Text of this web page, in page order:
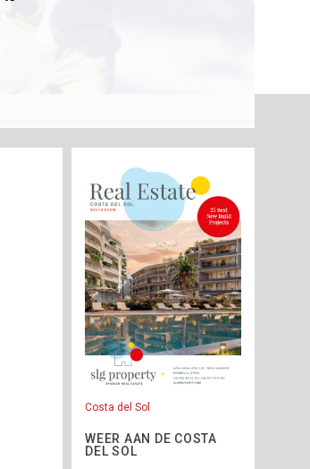
Costa del Sol
WEER AAN DE COSTA
DEL SOL